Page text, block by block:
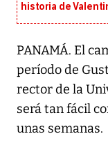
historia de
PANAMÁ. El
período de
rector de la
será tan fácil
unas semanas.